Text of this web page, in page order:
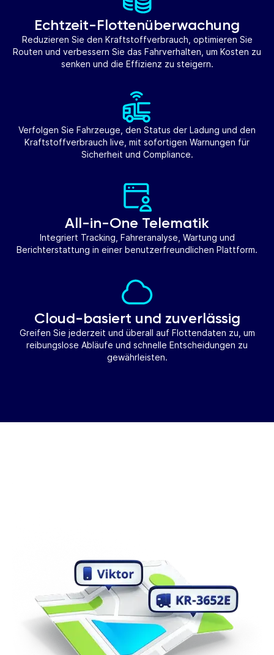
Echtzeit-Flottenüberwachung
Reduzieren Sie den Kraftstoffverbrauch, optimieren Sie
Routen und verbessern Sie das Fahrverhalten, um Kosten zu
senken und die Effizienz zu steigern.
Verfolgen Sie Fahrzeuge, den Status der Ladung und den
Kraftstoffverbrauch live, mit sofortigen Warnungen für
Sicherheit und Compliance.
All-in-One Telematik
Integriert Tracking, Fahreranalyse, Wartung und
Berichterstattung in einer benutzerfreundlichen Plattform.
Cloud-basiert und zuverlässig
Greifen Sie jederzeit und überall auf Flottendaten zu, um
reibungslose Abläufe und schnelle Entscheidungen zu
gewährleisten.